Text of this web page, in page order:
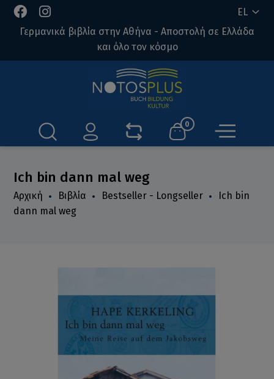
EL
Γερμανικά βιβλία στην Αθήνα - Αποστολή σε Ελλάδα
και όλο τον κόσμο
0
Ich bin dann mal weg
Αρχική Βιβλία Bestseller - Longseller
Ich bin
dann mal weg